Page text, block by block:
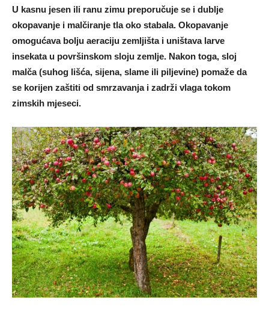
U kasnu jesen ili ranu zimu preporučuje se i dublje
okopavanje i malčiranje tla oko stabala. Okopavanje
omogućava bolju aeraciju zemljišta i uništava larve
insekata u površinskom sloju zemlje. Nakon toga, sloj
malča (suhog lišća, sijena, slame ili piljevine) pomaže da
se korijen zaštiti od smrzavanja i zadrži vlaga tokom
zimskih mjeseci.